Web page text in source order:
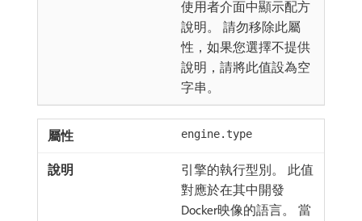
使用者介面中顯示配方
說明。 請勿移除此屬
性，如果您選擇不提供
說明，請將此值設為空
字串。
engine.type
引擎的執行型別。 此值
對應於在其中開發
Docker映像的語言。 當